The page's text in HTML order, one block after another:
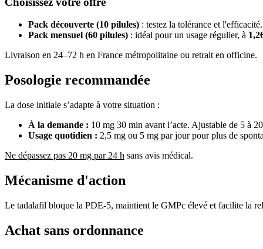
Pack découverte (10 pilules) : testez la tolérance et l'efficacité.
Pack mensuel (60 pilules) : idéal pour un usage régulier, à
Livraison en 24–72 h en France métropolitaine ou retrait en officine.
Posologie recommandée
La dose initiale s’adapte à votre situation :
À la demande : 10 mg 30 min avant l’acte. Ajustable de 5 à
Usage quotidien : 2,5 mg ou 5 mg par jour pour plus de
Ne dépassez pas 20 mg par 24 h sans avis médical.
Mécanisme d'action
Le tadalafil bloque la PDE-5, maintient le GMPc élevé et facilite la
Achat sans ordonnance